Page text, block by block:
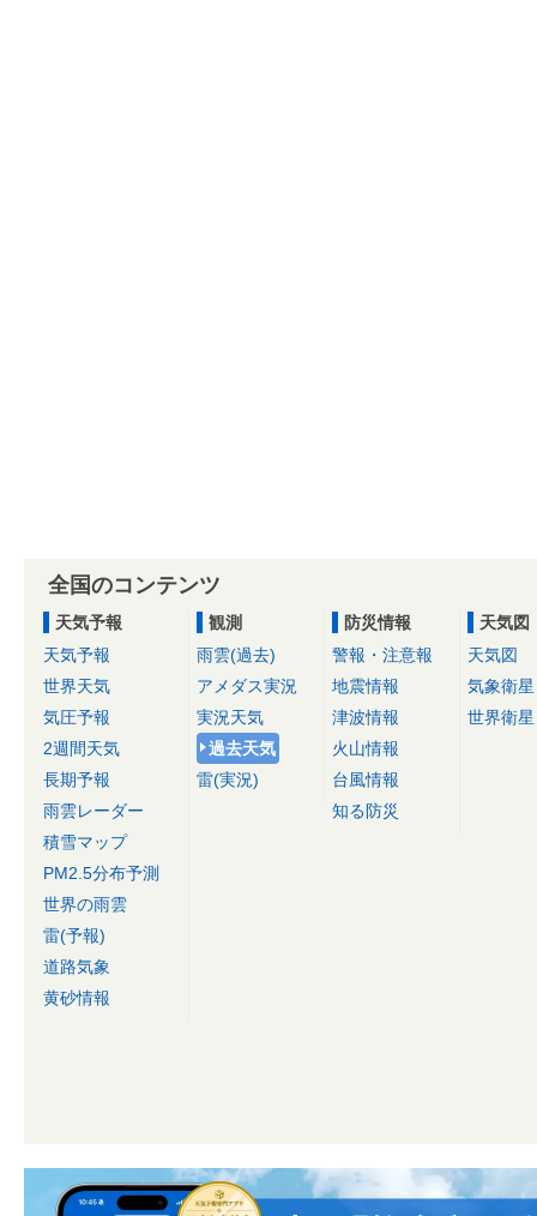
全国のコンテンツ
天気予報
天気予報
世界天気
気圧予報
2週間天気
長期予報
雨雲レーダー
積雪マップ
PM2.5分布予測
世界の雨雲
雷(予報)
道路気象
黄砂情報
観測
雨雲(過去)
アメダス実況
実況天気
過去天気
雷(実況)
防災情報
警報・注意報
地震情報
津波情報
火山情報
台風情報
知る防災
天気図
天気図
気象衛星
世界衛星